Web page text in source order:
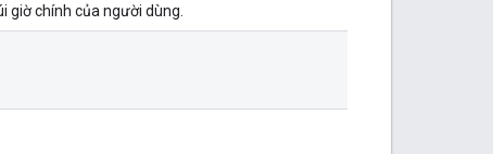
giờ chính của người dùng.